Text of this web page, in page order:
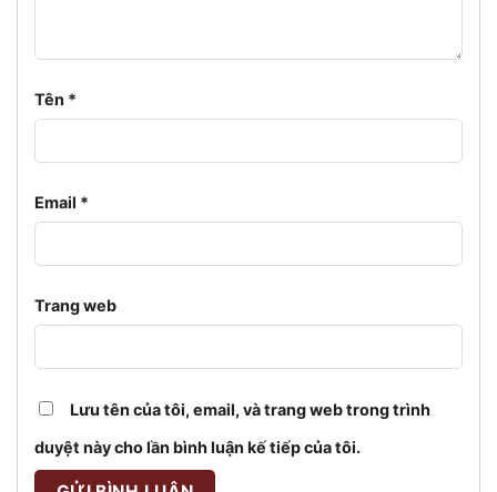
Tên *
Email *
Trang web
Lưu tên của tôi, email, và trang web trong trình
duyệt này cho lần bình luận kế tiếp của tôi.